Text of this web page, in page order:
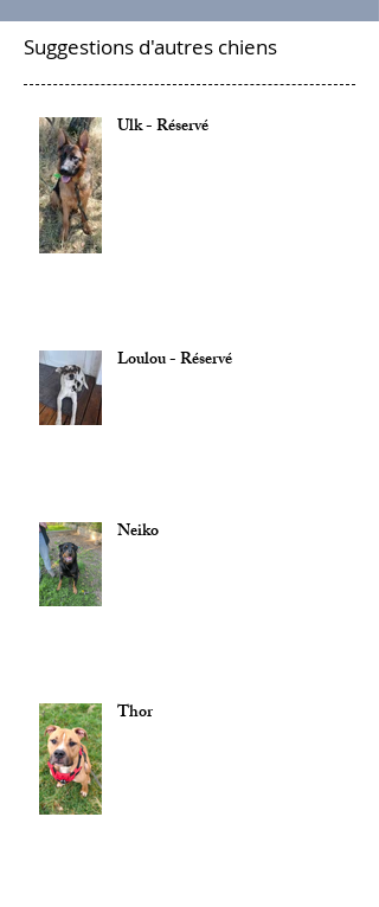
Suggestions d'autres chiens
Ulk - Réservé
Loulou - Réservé
Neiko
Thor